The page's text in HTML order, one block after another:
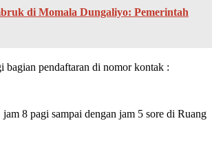
di Momala Dungaliyo: Pemerintah
bagian pendaftaran di nomor kontak :
8 pagi sampai dengan jam 5 sore di Ruang